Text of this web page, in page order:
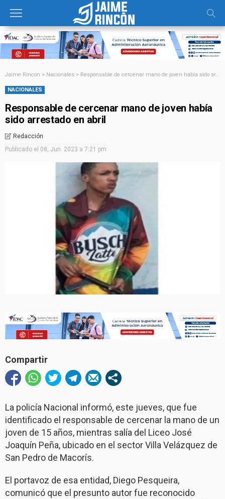
Jaime Rincon > Nacionales > Responsable de cercenar mano de joven había sido arrestado en abril
NACIONALES
Responsable de cercenar mano de joven había
sido arrestado en abril
Redacción
Publicado el 08, Jun. 2023 a 7:21 pm
Compartir
La policía Nacional informó, este jueves, que fue
identificado el responsable de cercenar la mano de un
joven de 15 años, mientras salía del Liceo José
Joaquín Peña, ubicado en el sector Villa Velázquez de
San Pedro de Macorís.
El portavoz de esa entidad, Diego Pesqueira,
comunicó que el presunto autor fue reconocido